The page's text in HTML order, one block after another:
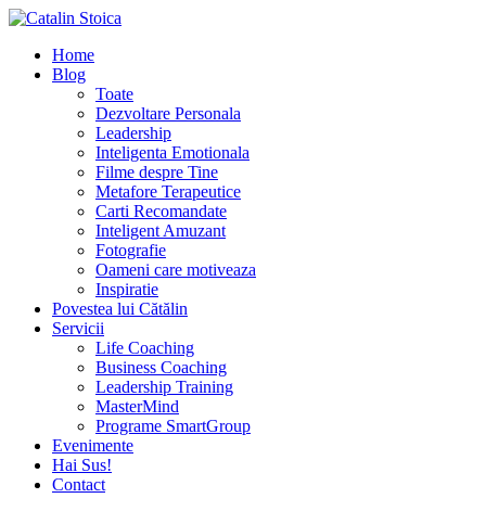
Home
Blog
Toate
Dezvoltare Personala
Leadership
Inteligenta Emotionala
Filme despre Tine
Metafore Terapeutice
Carti Recomandate
Inteligent Amuzant
Fotografie
Oameni care motiveaza
Inspiratie
Povestea lui Cătălin
Servicii
Life Coaching
Business Coaching
Leadership Training
MasterMind
Programe SmartGroup
Evenimente
Hai Sus!
Contact